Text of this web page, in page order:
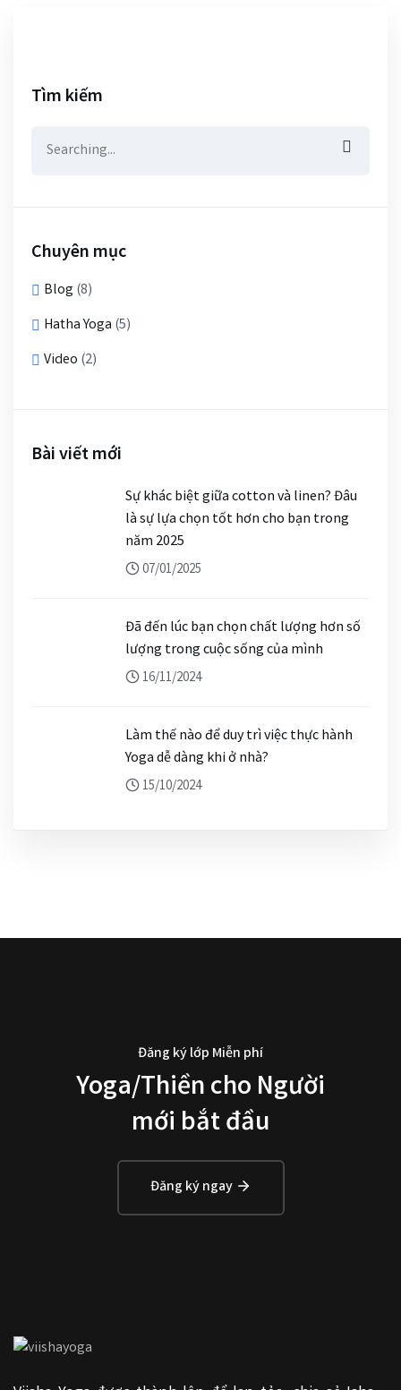
Tìm kiếm
Chuyên mục
Blog (8)
Hatha Yoga (5)
Video (2)
Bài viết mới
Sự khác biệt giữa cotton và linen? Đâu
là sự lựa chọn tốt hơn cho bạn trong
năm 2025
07/01/2025
Đã đến lúc bạn chọn chất lượng hơn số
lượng trong cuộc sống của mình
16/11/2024
Làm thế nào để duy trì việc thực hành
Yoga dễ dàng khi ở nhà?
15/10/2024
Đăng ký lớp Miễn phí
Yoga/Thiền cho Người
mới bắt đầu
Đăng ký ngay